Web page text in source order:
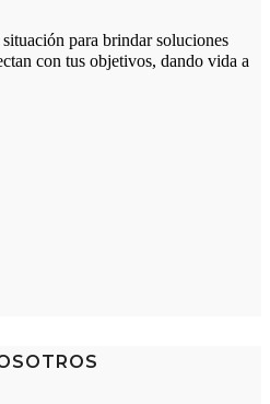
para brindar soluciones
con tus objetivos, dando vida a